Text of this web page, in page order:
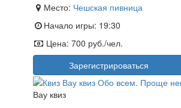
Место: Чешская пивница
Начало игры: 19:30
Цена: 700 руб./чел.
Зарегистрироваться
Вау квиз